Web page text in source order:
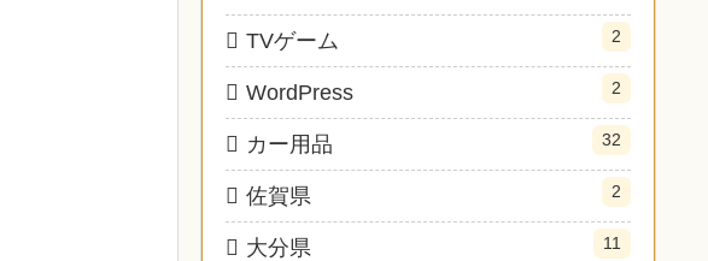
TVゲーム 2
WordPress 2
カー用品 32
佐賀県 2
大分県 11